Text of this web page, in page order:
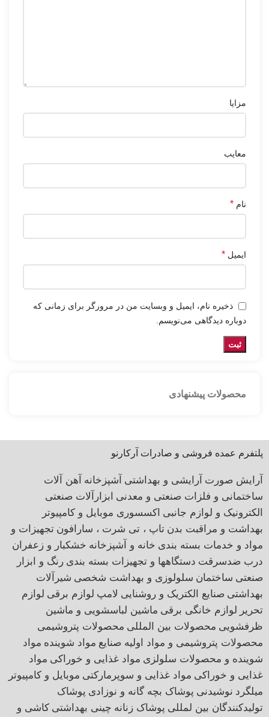
مزایا
معایب
نام *
ایمیل *
ذخیره نام، ایمیل و وبسایت من در مرورگر برای زمانی که
دوباره دیدگاهی می‌نویسم.
محصولات پیشنهادی
پلتفرم عمده فروشی و صادرات آرکارنو
آرایش صورت آرایشی و بهداشتی آشپزخانه آهن آلات
ساختمانی و فلزات صنعتی و معدنی ابزارآلات صنعتی
الکترونیک و لوازم جانبی اکسسوری موبایل و کامپیوتر
بهداشت و مراقبت بدن تاپ ، تی شرت ، سارافون تجهیزات و
مواد و خدمات بسته بندی خانه و آشپزخانه خشکبار و زعفران
درب ضدسرقت دستگاهها و تجهیزات بسته بندی رنگ و ابزار
صنعتی ساختمان سلولوزی و بهداشت شخصی شیرآلات
بهداشتی صنایع الکتریک و روشنایی لامپ لوازم برقی لوازم
تحریر لوازم خانگی برقی ماشین لباسشویی و ماشین
ظرفشویی محصولات بین المللی محصولات پتروشیمی
محصولات پتروشیمی و مواد اولیه صنایع مواد شوینده مواد
شوینده و محصولات سلولزی مواد غذایی و خوراکی مواد
غذایی و خوراکی مواد غذایی و سوپرمارکتی موبایل و کامپیوتر
میلگرد نوشیدنی پوشاک بچه گانه و نوزادی پوشاک
تولیدکنندگان بین لمللی پوشاک زنانه چینی بهداشتی کاشی و